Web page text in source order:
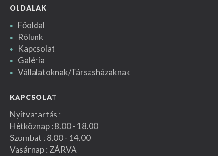
OLDALAK
Főoldal
Rólunk
Kapcsolat
Galéria
Vállalatoknak/Társasházaknak
KAPCSOLAT
Nyitvatartás :
Hétköznap : 8.00 - 18.00
Szombat : 8.00 - 14.00
Vasárnap : ZÁRVA